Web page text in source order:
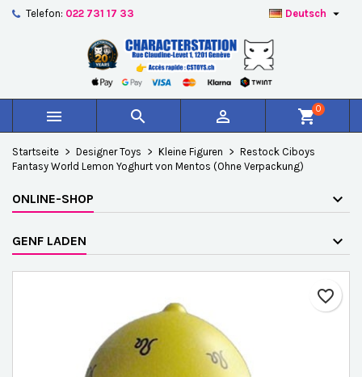
Telefon: 022 731 17 33 Deutsch 
   shopping_cart0
Startseite Designer Toys Kleine Figuren
Restock Ciboys
Fantasy World Lemon Yoghurt von Mentos (Ohne Verpackung)
ONLINE-SHOP
GENF LADEN
favorite_border
Create new list
Name der Wunschliste
Abbrechen Wunschliste erstellen
Sie müssen angemeldet sein, um Artikel Ihrer
Wunschliste hinzufügen zu können.